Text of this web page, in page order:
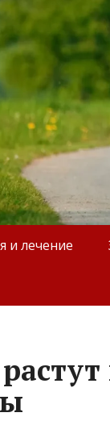
и лечение